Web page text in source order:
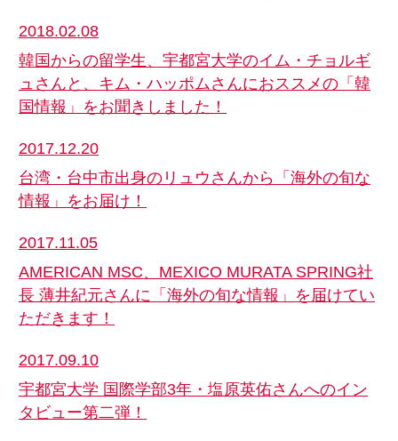
2018.02.08
韓国からの留学生、宇都宮大学のイム・チョルギ
ュさんと、キム・ハッポムさんにおススメの「韓
国情報」をお聞きしました！
2017.12.20
台湾・台中市出身のリュウさんから「海外の旬な
情報」をお届け！
2017.11.05
AMERICAN MSC、MEXICO MURATA SPRING社
長 薄井紀元さんに「海外の旬な情報」を届けてい
ただきます！
2017.09.10
宇都宮大学 国際学部3年・塩原英佑さんへのイン
タビュー第二弾！